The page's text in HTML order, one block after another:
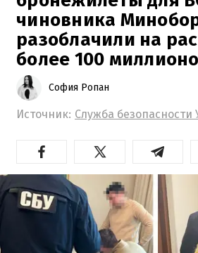
чиновника
разоблачили на
более 100
София Ропан
Источник: Служба безопасности